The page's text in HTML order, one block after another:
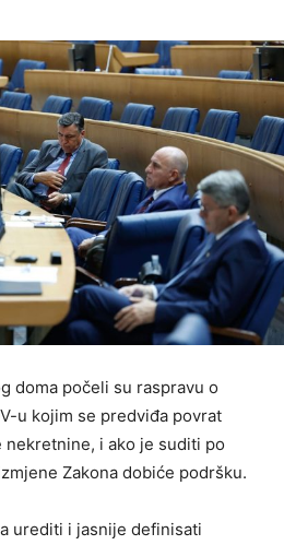
doma počeli su raspravu o
u kojim se predviđa povrat
nekretnine, i ako je suditi po
Zakona dobiće podršku.
urediti i jasnije definisati